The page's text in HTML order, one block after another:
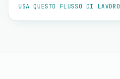
USA QUESTO FLUSSO DI LAVORO